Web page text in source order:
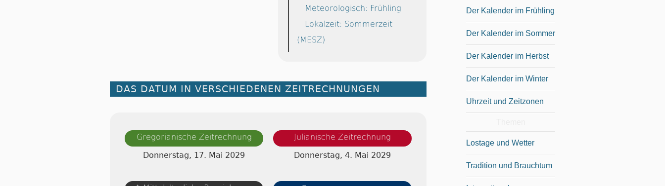
Meteorologisch: Frühling
Lokalzeit: Sommerzeit
(MESZ)
DAS DATUM IN VERSCHIEDENEN ZEITRECHNUNGEN
Gregorianische Zeitrechnung
Donnerstag, 17. Mai 2029
Julianische Zeitrechnung
Donnerstag, 4. Mai 2029
Der Kalender im Frühling
Der Kalender im Sommer
Der Kalender im Herbst
Der Kalender im Winter
Uhrzeit und Zeitzonen
Lostage und Wetter
Tradition und Brauchtum